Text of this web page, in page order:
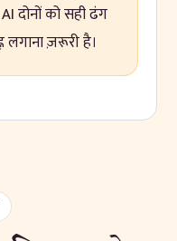
दोनों को सही ढंग
लगाना ज़रूरी है।